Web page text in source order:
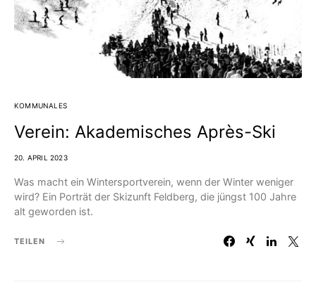
KOMMUNALES
Verein: Akademisches Après-Ski
20. APRIL 2023
Was macht ein Wintersportverein, wenn der Winter weniger
wird? Ein Porträt der Skizunft Feldberg, die jüngst 100 Jahre
alt geworden ist.
TEILEN